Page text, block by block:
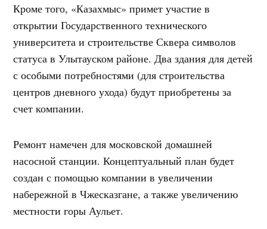
Кроме того, «Казахмыс» примет участие в
открытии Государственного технического
университета и строительстве Сквера символов
статуса в Улытауском районе. Два здания для детей
с особыми потребностями (для строительства
центров дневного ухода) будут приобретены за
счет компании.
Ремонт намечен для московской домашней
насосной станции. Концептуальный план будет
создан с помощью компании в увеличении
набережной в Чжесказгане, а также увеличению
местности горы Аульет.